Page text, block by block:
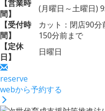
【営業時
間】
(月曜日～土曜日)
【受付時
間】
カット：閉店90
150分前まで
【定休
日】
日曜日
reserve
webから予約する